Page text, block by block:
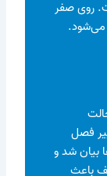
روی صفر
می‌شود.
فصل
بیان شد و
باعث